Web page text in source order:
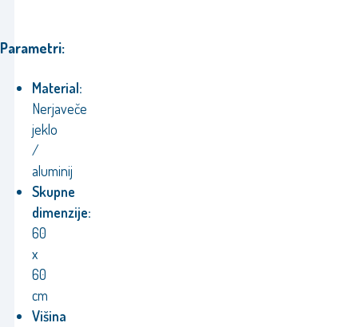
Parametri:
Material:
Nerjaveče
jeklo
/
aluminij
Skupne
dimenzije:
60
x
60
cm
Višina